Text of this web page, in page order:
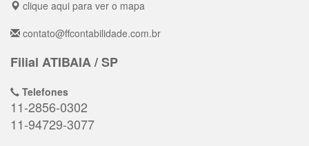
clique aqui para ver o mapa
contato@ffcontabilidade.com.br
Filial ATIBAIA / SP
Telefones
11-2856-0302
11-94729-3077